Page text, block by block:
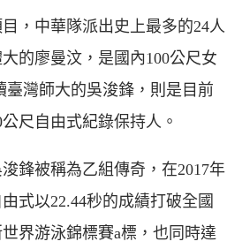
，中華隊派出史上最多的24人
的廖曼汶，是國內100公尺女
臺灣師大的吳浚鋒，則是目前
尺自由式紀錄保持人。
鋒被稱為乙組傳奇，在2017年
式以22.44秒的成績打破全國
界游泳錦標賽a標，也同時達